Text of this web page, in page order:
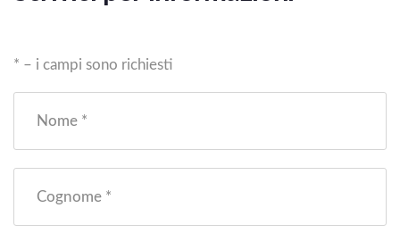
* – i campi sono richiesti
Nome *
Cognome *